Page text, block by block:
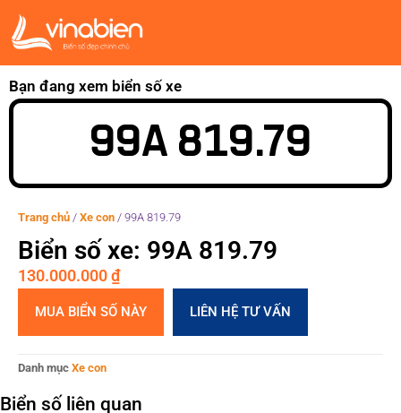
Bạn đang xem biển số xe
99A 819.79
Trang chủ / Xe con / 99A 819.79
Biển số xe: 99A 819.79
130.000.000₫
MUA BIỂN SỐ NÀY LIÊN HỆ TƯ VẤN
Danh mục Xe con
Biển số liên quan